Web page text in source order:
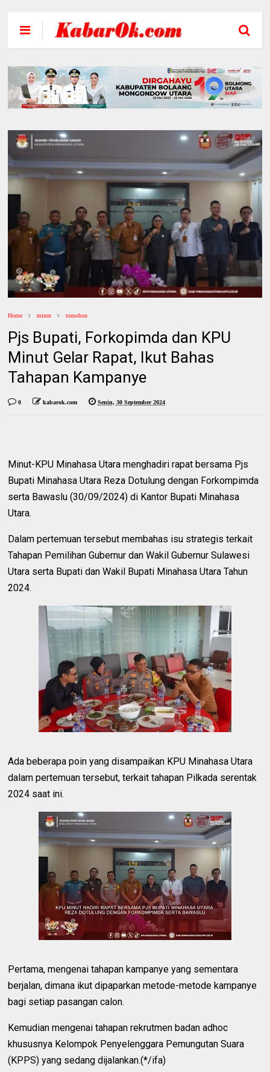
Home minut tomohon
Pjs Bupati, Forkopimda dan KPU
Minut Gelar Rapat, Ikut Bahas
Tahapan Kampanye
0 kabarok.com Senin, 30 September 2024
Minut-KPU Minahasa Utara menghadiri rapat bersama Pjs
Bupati Minahasa Utara Reza Dotulung dengan Forkompimda
serta Bawaslu (30/09/2024) di Kantor Bupati Minahasa
Utara.
Dalam pertemuan tersebut membahas isu strategis terkait
Tahapan Pemilihan Gubernur dan Wakil Gubernur Sulawesi
Utara serta Bupati dan Wakil Bupati Minahasa Utara Tahun
2024.
Ada beberapa poin yang disampaikan KPU Minahasa Utara
dalam pertemuan tersebut, terkait tahapan Pilkada serentak
2024 saat ini.
Pertama, mengenai tahapan kampanye yang sementara
berjalan, dimana ikut dipaparkan metode-metode kampanye
bagi setiap pasangan calon.
Kemudian mengenai tahapan rekrutmen badan adhoc
khususnya Kelompok Penyelenggara Pemungutan Suara
(KPPS) yang sedang dijalankan.(*/ifa)